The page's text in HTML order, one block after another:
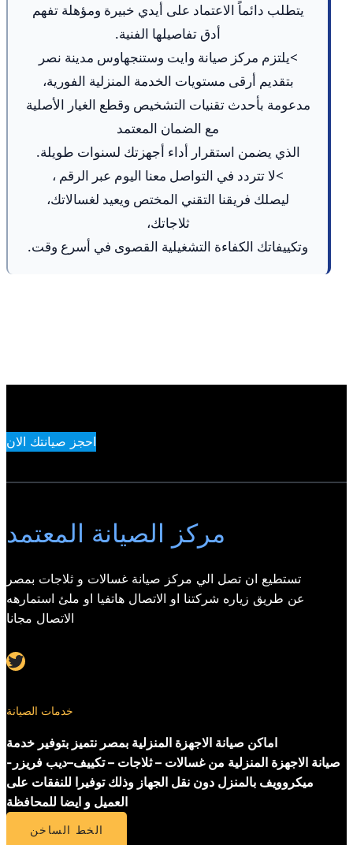
يتطلب دائماً الاعتماد على أيدي خبيرة ومؤهلة تفهم
أدق تفاصيلها الفنية.
>يلتزم مركز صيانة وايت وستنجهاوس مدينة نصر
بتقديم أرقى مستويات الخدمة المنزلية الفورية،
مدعومة بأحدث تقنيات التشخيص وقطع الغيار الأصلية
مع الضمان المعتمد
الذي يضمن استقرار أداء أجهزتك لسنوات طويلة.
>لا تتردد في التواصل معنا اليوم عبر الرقم ،
ليصلك فريقنا التقني المختص ويعيد لغسالاتك،
ثلاجاتك،
وتكييفاتك الكفاءة التشغيلية القصوى في أسرع وقت.
احجز صيانتك الان
مركز الصيانة المعتمد
تستطيع ان تصل الي مركز صيانة غسالات و ثلاجات بمصر
عن طريق زياره شركتنا او الاتصال هاتفيا او ملئ استمارهه
الاتصال مجانا
Twitter
خدمات الصيانة
اماكن صيانة الاجهزة المنزلية بمصر نتميز بتوفير خدمة
صيانة الاجهزة المنزلية من غسالات – ثلاجات – تكييف–ديب فريزر-
ميكروويف بالمنزل دون نقل الجهاز وذلك توفيرا للنفقات على
العميل و ايضا للمحافظة
الخط الساخن